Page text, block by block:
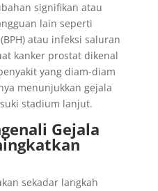
signifikan atau
lain seperti
atau infeksi saluran
kanker prostat dikenal
yang diam-diam
menunjukkan gejala
stadium lanjut.
Gejala
sekadar langkah